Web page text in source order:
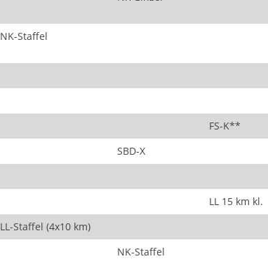
NK-Staffel
FS-K**
SBD-X
LL 15 km kl.
LL-Staffel (4x10 km)
NK-Staffel